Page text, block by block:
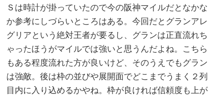
Ｓは時計が掛っていたので今の阪神マイルだとなかな
か参考にしづらいところはある。今回だとグランアレ
グリアという絶対王者が要るし、グランは正直流れち
ゃったほうがマイルでは強いと思うんだよね。こちら
もある程度流れた方が良いけど、そのうえでもグラン
は強敵。後は枠の並びや展開面でどこまでうまく２列
目内に入り込めるかやね。枠が良ければ信頼度も上が